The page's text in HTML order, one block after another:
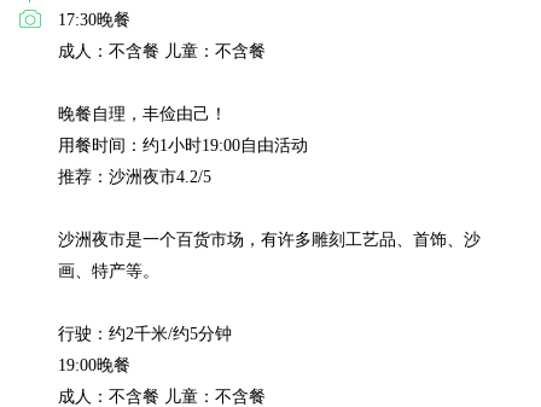
17:30晚餐
成人：不含餐 儿童：不含餐
晚餐自理，丰俭由己！
用餐时间：约1小时19:00自由活动
推荐：沙洲夜市4.2/5
沙洲夜市是一个百货市场，有许多雕刻工艺品、首饰、沙
画、特产等。
行驶：约2千米/约5分钟
19:00晚餐
成人：不含餐 儿童：不含餐